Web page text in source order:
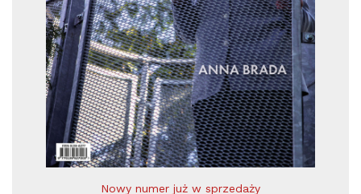
Nowy numer już w sprzedaży